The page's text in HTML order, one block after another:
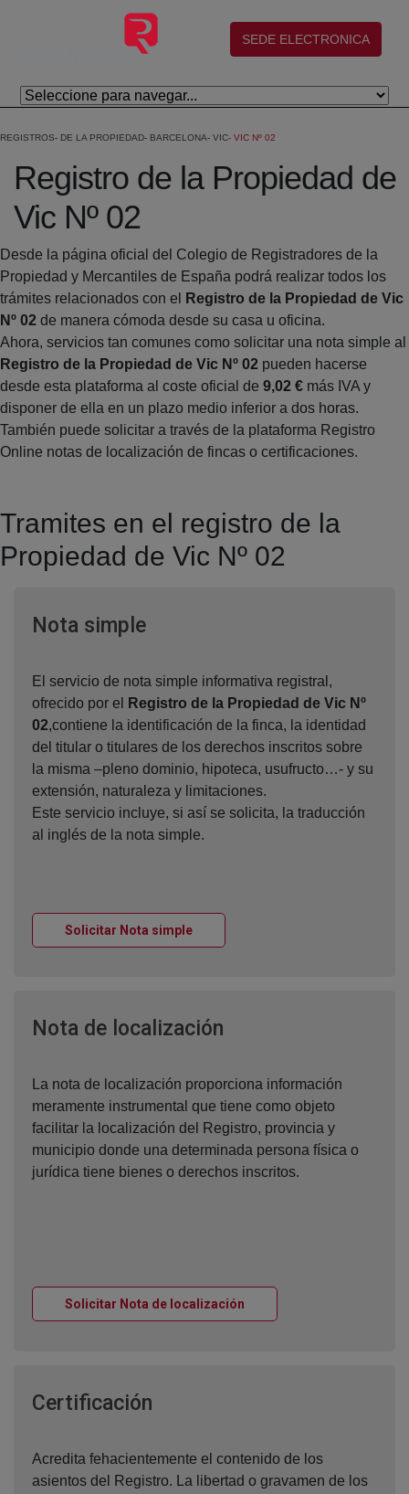
Salta al contingut principal
(abre en nueva ventana)
SEDE ELECTRONICA
REGISTROS DE LA PROPIEDAD BARCELONA VIC VIC Nº 02
Registro de la Propiedad de
Vic Nº 02
Desde la página oficial del Colegio de Registradores de la
Propiedad y Mercantiles de España podrá realizar todos los
trámites relacionados con el
Registro de la Propiedad de Vic
Nº 02 de manera cómoda desde su casa u oficina.
Ahora, servicios tan comunes como solicitar una nota simple al
Registro de la Propiedad de Vic Nº 02 pueden hacerse
desde esta plataforma al coste oficial de 9,02 € más IVA y
disponer de ella en un plazo medio inferior a dos horas.
También puede solicitar a través de la plataforma Registro
Online notas de localización de fincas o certificaciones.
Tramites en el registro de la
Propiedad de Vic Nº 02
Nota simpleVentana nueva
El servicio de nota simple informativa registral,
ofrecido por el
Registro de la Propiedad de Vic Nº
02,contiene la identificación de la finca, la identidad
del titular o titulares de los derechos inscritos sobre
la misma –pleno dominio, hipoteca, usufructo…- y su
extensión, naturaleza y limitaciones.
Este servicio incluye, si así se solicita, la traducción
al inglés de la nota simple.
Solicitar Nota simpleVentana nueva
Nota de localización
La nota de localización proporciona información
meramente instrumental que tiene como objeto
facilitar la localización del Registro, provincia y
municipio donde una determinada persona física o
jurídica tiene bienes o derechos inscritos.
Solicitar Nota de localización
Certificación
Acredita fehacientemente el contenido de los
asientos del Registro. La libertad o gravamen de los